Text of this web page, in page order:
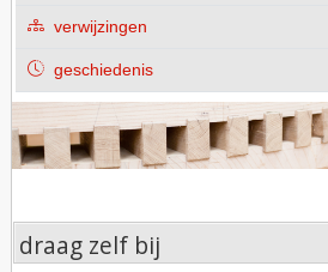
verwijzingen
geschiedenis
draag zelf bij